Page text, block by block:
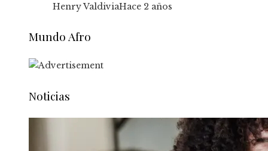
Henry ValdiviaHace 2 años
Mundo Afro
Noticias